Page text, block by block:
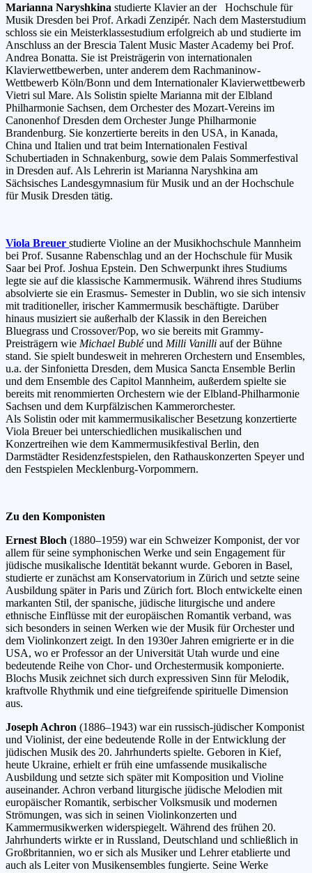
Marianna Naryshkina studierte Klavier an der Hochschule für
Musik Dresden bei Prof. Arkadi Zenzipér. Nach dem Masterstudium
schloss sie ein Meisterklassestudium erfolgreich ab und studierte im
Anschluss an der Brescia Talent Music Master Academy bei Prof.
Andrea Bonatta. Sie ist Preisträgerin von internationalen
Klavierwettbewerben, unter anderem dem Rachmaninow-
Wettbewerb Köln/Bonn und dem Internationaler Klavierwettbewerb
Vietri sul Mare. Als Solistin spielte Marianna mit der Elbland
Philharmonie Sachsen, dem Orchester des Mozart-Vereins im
Canonenhof Dresden dem Orchester Junge Philharmonie
Brandenburg. Sie konzertierte bereits in den USA, in Kanada,
China und Italien und trat beim Internationalen Festival
Schubertiaden in Schnakenburg, sowie dem Palais Sommerfestival
in Dresden auf. Als Lehrerin ist Marianna Naryshkina am
Sächsisches Landesgymnasium für Musik und an der Hochschule
für Musik Dresden tätig.
Viola Breuer studierte Violine an der Musikhochschule Mannheim
bei Prof. Susanne Rabenschlag und an der Hochschule für Musik
Saar bei Prof. Joshua Epstein. Den Schwerpunkt ihres Studiums
legte sie auf die klassische Kammermusik. Während ihres Studiums
absolvierte sie ein Erasmus- Semester in Dublin, wo sie sich intensiv
mit traditioneller, irischer Kammermusik beschäftigte. Darüber
hinaus musiziert sie außerhalb der Klassik in den Bereichen
Bluegrass und Crossover/Pop, wo sie bereits mit Grammy-
Preisträgern wie Michael Bubléund Milli Vanilli auf der Bühne
stand. Sie spielt bundesweit in mehreren Orchestern und Ensembles,
u.a. der Sinfonietta Dresden, dem Musica Sancta Ensemble Berlin
und dem Ensemble des Capitol Mannheim, außerdem spielte sie
bereits mit renommierten Orchestern wie der Elbland-Philharmonie
Sachsen und dem Kurpfälzischen Kammerorchester.
Als Solistin oder mit kammermusikalischer Besetzung konzertierte
Viola Breuer bei unterschiedlichen musikalischen und
Konzertreihen wie dem Kammermusikfestival Berlin, den
Darmstädter Residenzfestspielen, den Rathauskonzerten Speyer und
den Festspielen Mecklenburg-Vorpommern.
Zu den Komponisten
Ernest Bloch (1880–1959) war ein Schweizer Komponist, der vor
allem für seine symphonischen Werke und sein Engagement für
jüdische musikalische Identität bekannt wurde. Geboren in Basel,
studierte er zunächst am Konservatorium in Zürich und setzte seine
Ausbildung später in Paris und Zürich fort. Bloch entwickelte einen
markanten Stil, der spanische, jüdische liturgische und andere
ethnische Einflüsse mit der europäischen Romantik verband, was
sich besonders in seinen Werken wie der Musik für Orchester und
dem Violinkonzert zeigt. In den 1930er Jahren emigrierte er in die
USA, wo er Professor an der Universität Utah wurde und eine
bedeutende Reihe von Chor- und Orchestermusik komponierte.
Blochs Musik zeichnet sich durch expressiven Sinn für Melodik,
kraftvolle Rhythmik und eine tiefgreifende spirituelle Dimension
aus.
Joseph Achron (1886–1943) war ein russisch-jüdischer Komponist
und Violinist, der eine bedeutende Rolle in der Entwicklung der
jüdischen Musik des 20. Jahrhunderts spielte. Geboren in Kief,
heute Ukraine, erhielt er früh eine umfassende musikalische
Ausbildung und setzte sich später mit Komposition und Violine
auseinander. Achron verband liturgische jüdische Melodien mit
europäischer Romantik, serbischer Volksmusik und modernen
Strömungen, was sich in seinen Violinkonzerten und
Kammermusikwerken widerspiegelt. Während des frühen 20.
Jahrhunderts wirkte er in Russland, Deutschland und schließlich in
Großbritannien, wo er sich als Musiker und Lehrer etablierte und
auch als Leiter von Musikensembles fungierte. Seine Werke